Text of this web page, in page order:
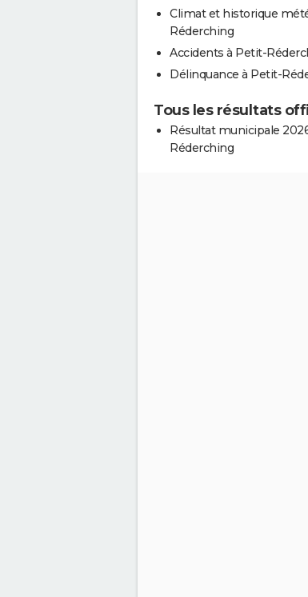
Climat et historique
Réderching
Accidents à Petit-
Délinquance à Petit-
Tous les résultats
Résultat municipale
Réderching